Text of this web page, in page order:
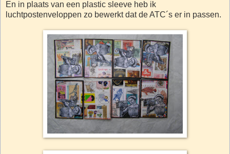
En in plaats van een plastic sleeve heb ik
luchtpostenveloppen zo bewerkt dat de ATC´s er in passen.